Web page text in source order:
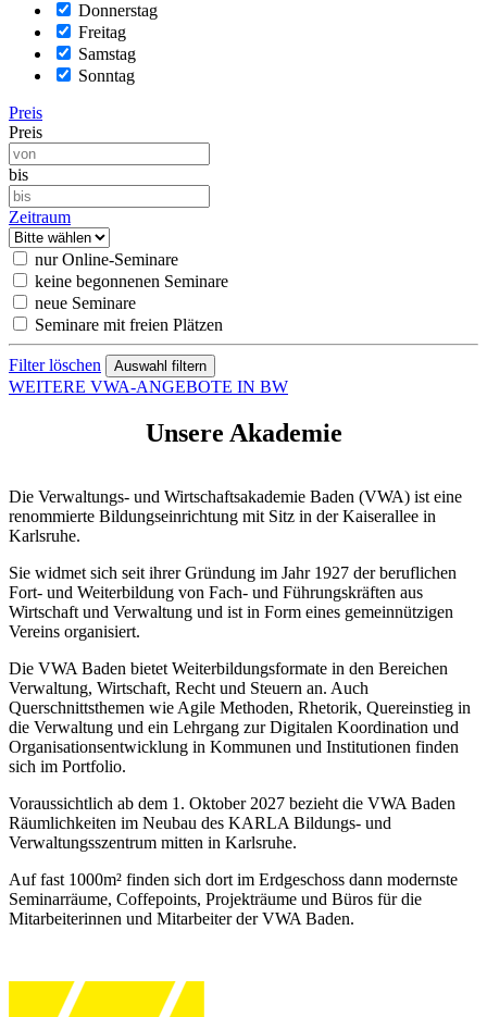
Donnerstag
Freitag
Samstag
Sonntag
Preis
Preis
bis
Zeitraum
nur Online-Seminare
keine begonnenen Seminare
neue Seminare
Seminare mit freien Plätzen
Filter löschen
WEITERE VWA-ANGEBOTE IN BW
Unsere Akademie
Die Verwaltungs- und Wirtschaftsakademie Baden (VWA) ist eine
renommierte Bildungseinrichtung mit Sitz in der Kaiserallee in
Karlsruhe.
Sie widmet sich seit ihrer Gründung im Jahr 1927 der beruflichen
Fort- und Weiterbildung von Fach- und Führungskräften aus
Wirtschaft und Verwaltung und ist in Form eines gemeinnützigen
Vereins organisiert.
Die VWA Baden bietet Weiterbildungsformate in den Bereichen
Verwaltung, Wirtschaft, Recht und Steuern an. Auch
Querschnittsthemen wie Agile Methoden, Rhetorik, Quereinstieg in
die Verwaltung und ein Lehrgang zur Digitalen Koordination und
Organisationsentwicklung in Kommunen und Institutionen finden
sich im Portfolio.
Voraussichtlich ab dem 1. Oktober 2027 bezieht die VWA Baden
Räumlichkeiten im Neubau des KARLA Bildungs- und
Verwaltungsszentrum mitten in Karlsruhe.
Auf fast 1000m² finden sich dort im Erdgeschoss dann modernste
Seminarräume, Coffepoints, Projekträume und Büros für die
Mitarbeiterinnen und Mitarbeiter der VWA Baden.